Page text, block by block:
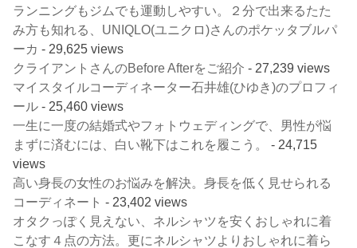
ランニングもジムでも運動しやすい。２分で出来るたた
み方も知れる、UNIQLO(ユニクロ)さんのポケッタブルパ
ーカ - 29,625 views
クライアントさんのBefore Afterをご紹介 - 27,239 views
マイスタイルコーディネーター石井雄(ひゆき)のプロフィ
ール - 25,460 views
一生に一度の結婚式やフォトウェディングで、男性が悩
まずに済むには、白い靴下はこれを履こう。
- 24,715
views
高い身長の女性のお悩みを解決。身長を低く見せられる
コーディネート - 23,402 views
オタクっぽく見えない、ネルシャツを安くおしゃれに着
こなす４点の方法。更にネルシャツよりおしゃれに着ら